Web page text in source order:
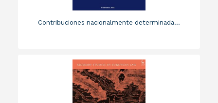
Contribuciones nacionalmente determinada...